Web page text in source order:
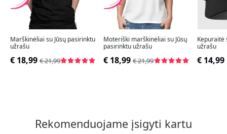
Marškinėliai su Jūsų pasirinktu
užrašu
€ 18,99 € 21,99
Moteriški marškinėliai su Jūsų
pasirinktu užrašu
€ 18,99 € 21,99
Kepuraitė
užrašu
€ 14,99
Rekomenduojame įsigyti kartu